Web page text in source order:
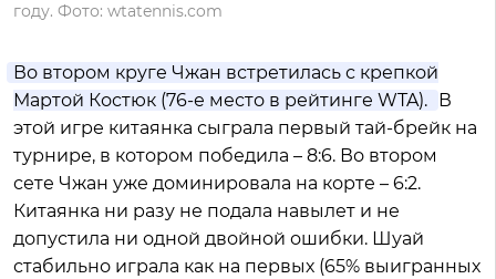
году. Фото: wtatennis.com
Во втором круге Чжан встретилась с крепкой
Мартой Костюк (76-е место в рейтинге WTA). В
этой игре китаянка сыграла первый тай-брейк на
турнире, в котором победила – 8:6. Во втором
сете Чжан уже доминировала на корте – 6:2.
Китаянка ни разу не подала навылет и не
допустила ни одной двойной ошибки. Шуай
стабильно играла как на первых (65% выигранных